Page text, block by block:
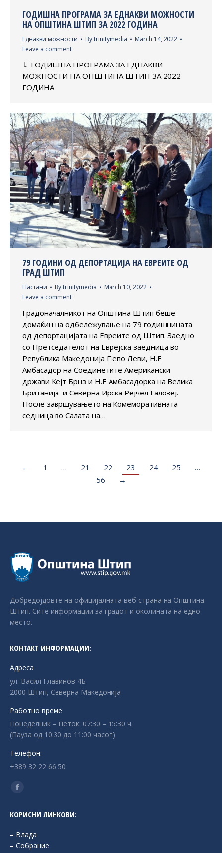
ГОДИШНА ПРОГРАМА ЗА ЕДНАКВИ МОЖНОСТИ
НА ОПШТИНА ШТИП ЗА 2022 ГОДИНА
Еднакви можности Bytrinitymedia
March 14, 2022
Leave a comment
⇓ ГОДИШНА ПРОГРАМА ЗА ЕДНАКВИ
МОЖНОСТИ НА ОПШТИНА ШТИП ЗА 2022
ГОДИНА
79 ГОДИНИ ОД ДЕПОРТАЦИЈА НА ЕВРЕИТЕ ОД
ГРАД ШТИП
Настани Bytrinitymedia
March 10, 2022
Leave a comment
Градоначалникот на Општина Штип беше
домаќин на одбележување на 79 годишнината
од депортацијата на Евреите од Штип. Заедно
со Претседателот на Еврејска заедница во
Република Македонија Пепо Леви, Н.Е
Амбасадор на Соединетите Американски
држави Кејт Брнз и Н.Е Амбасадорка на Велика
Британија и Северна Ирска Рејчел Галовеј.
После завршувањето на Комеморативната
седница во Салата на…
← 1 … 21 22 23 24 25
…
56
→
Добредојдовте на официјалната веб страна на Општина
Штип. Сите информации за градот и околината на едно
место.
КОНТАКТ ИНФОРМАЦИИ:
Адреса
ул. Васил Главинов 4Б
2000 Штип, Северна Македонија
Работно време
Понеделник – Петок: 07:30 – 15:30 ч.
(Пауза од 10:30 до 11:00 часот)
Телефон:
+389 32 22 66 50
Find us on:
Facebook
opens
in
new
КОРИСНИ ЛИНКОВИ:
– Влада
– Собрание